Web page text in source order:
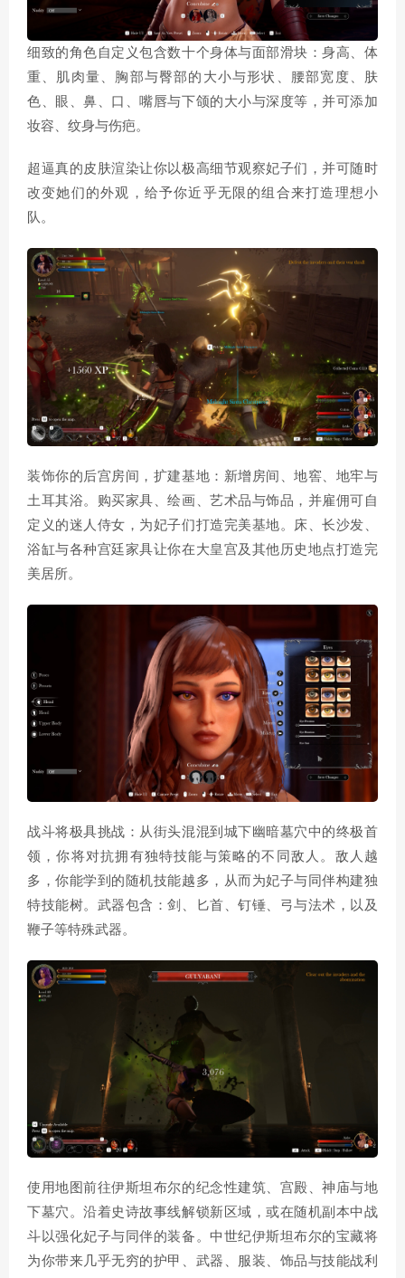
细致的角色自定义包含数十个身体与面部滑块：身高、体
重、肌肉量、胸部与臀部的大小与形状、腰部宽度、肤
色、眼、鼻、口、嘴唇与下颌的大小与深度等，并可添加
妆容、纹身与伤疤。
超逼真的皮肤渲染让你以极高细节观察妃子们，并可随时
改变她们的外观，给予你近乎无限的组合来打造理想小
队。
装饰你的后宫房间，扩建基地：新增房间、地窖、地牢与
土耳其浴。购买家具、绘画、艺术品与饰品，并雇佣可自
定义的迷人侍女，为妃子们打造完美基地。床、长沙发、
浴缸与各种宫廷家具让你在大皇宫及其他历史地点打造完
美居所。
战斗将极具挑战：从街头混混到城下幽暗墓穴中的终极首
领，你将对抗拥有独特技能与策略的不同敌人。敌人越
多，你能学到的随机技能越多，从而为妃子与同伴构建独
特技能树。武器包含：剑、匕首、钉锤、弓与法术，以及
鞭子等特殊武器。
使用地图前往伊斯坦布尔的纪念性建筑、宫殿、神庙与地
下墓穴。沿着史诗故事线解锁新区域，或在随机副本中战
斗以强化妃子与同伴的装备。中世纪伊斯坦布尔的宝藏将
为你带来几乎无穷的护甲、武器、服装、饰品与技能战利